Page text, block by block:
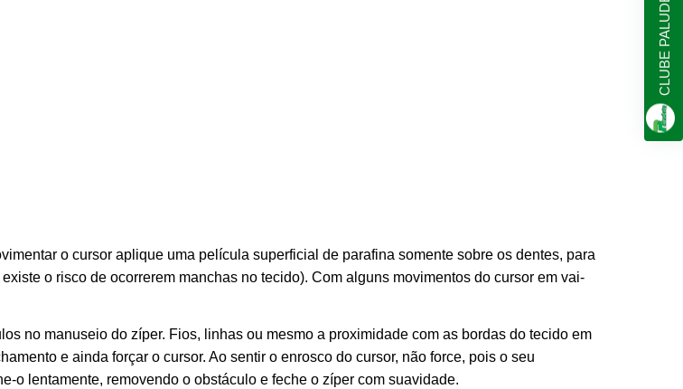
o cursor aplique uma película superficial de parafina somente sobre os dentes, para
o risco de ocorrerem manchas no tecido). Com alguns movimentos do cursor em vai-
no manuseio do zíper. Fios, linhas ou mesmo a proximidade com as bordas do tecido em
e ainda forçar o cursor. Ao sentir o enrosco do cursor, não force, pois o seu
o lentamente, removendo o obstáculo e feche o zíper com suavidade.
CLUBE PALUDETO